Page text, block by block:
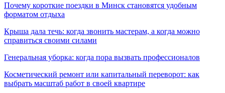
Почему короткие поездки в Минск становятся удобным
форматом отдыха
Крыша дала течь: когда звонить мастерам, а когда можно
справиться своими силами
Генеральная уборка: когда пора вызвать профессионалов
Косметический ремонт или капитальный переворот: как
выбрать масштаб работ в своей квартире